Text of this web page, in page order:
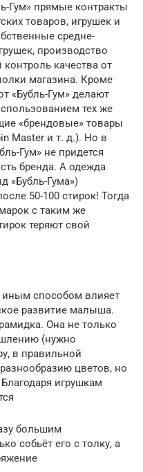
Гум» прямые контракты
товаров, игрушек и
средне-
производство
качества от
магазина. Кроме
«Бубль-Гум» делают
тех же
«брендовые» товары
Master и т. д.). Но в
Гум» не придется
бренда. А одежда
«Бубль-Гума»)
50-100 стирок! Тогда
с таким же
теряют свой
иным способом влияет
развитие малыша.
Она не только
(нужно
в правильной
цветов, но
игрушкам
большим
собьёт его с толку, а